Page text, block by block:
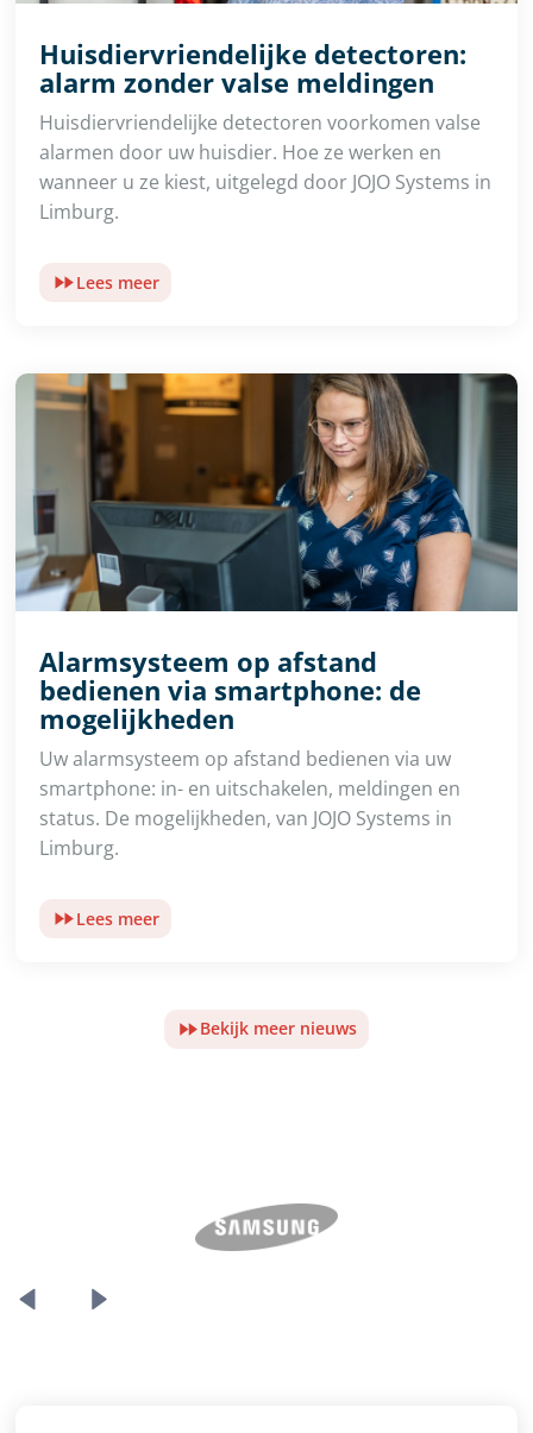
Huisdiervriendelijke detectoren:
alarm zonder valse meldingen
Huisdiervriendelijke detectoren voorkomen valse
alarmen door uw huisdier. Hoe ze werken en
wanneer u ze kiest, uitgelegd door JOJO Systems in
Limburg.
Lees meer
Alarmsysteem op afstand
bedienen via smartphone: de
mogelijkheden
Uw alarmsysteem op afstand bedienen via uw
smartphone: in- en uitschakelen, meldingen en
status. De mogelijkheden, van JOJO Systems in
Limburg.
Lees meer
Bekijk meer nieuws